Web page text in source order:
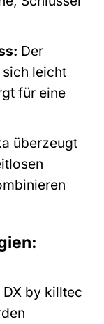
Der
leicht
für eine
überzeugt
DX by killtec